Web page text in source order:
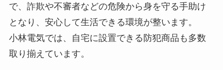
で、詐欺や不審者などの危険から身を守る手助け
となり、安心して生活できる環境が整います。
小林電気では、自宅に設置できる防犯商品も多数
取り揃えています。